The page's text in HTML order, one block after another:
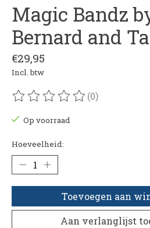
Magic Bandz
Bernard and
€29,95
Incl. btw
De beoordeling van dit
(0)
Op voorraad
Hoeveelheid:
Toevoegen aan
Aan verlanglijst